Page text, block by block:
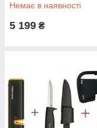
Немає в наявності
5 199 ₴